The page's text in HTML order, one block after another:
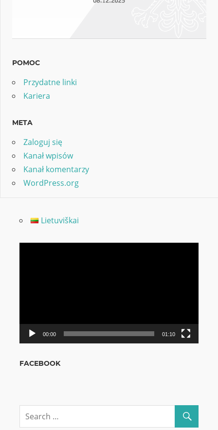
POMOC
Przydatne linki
Kariera
META
Zaloguj się
Kanał wpisów
Kanał komentarzy
WordPress.org
Lietuviškai
00:00 01:10
FACEBOOK